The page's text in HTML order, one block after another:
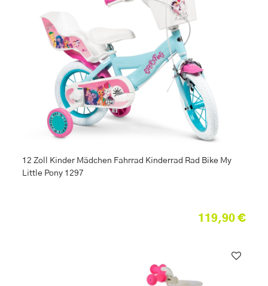
12 Zoll Kinder Mädchen Fahrrad Kinderrad Rad Bike My
Little Pony 1297
119,90 €